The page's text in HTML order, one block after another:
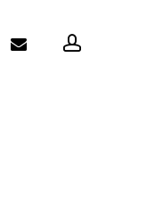
email account